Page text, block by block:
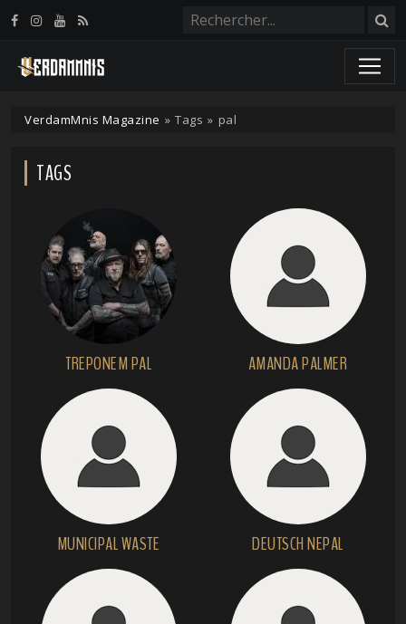
VerdamMnis Magazine » Tags » pal
TAGS
TREPONEM PAL AMANDA PALMER
MUNICIPAL WASTE DEUTSCH NEPAL
Panneau de gestion des cookies